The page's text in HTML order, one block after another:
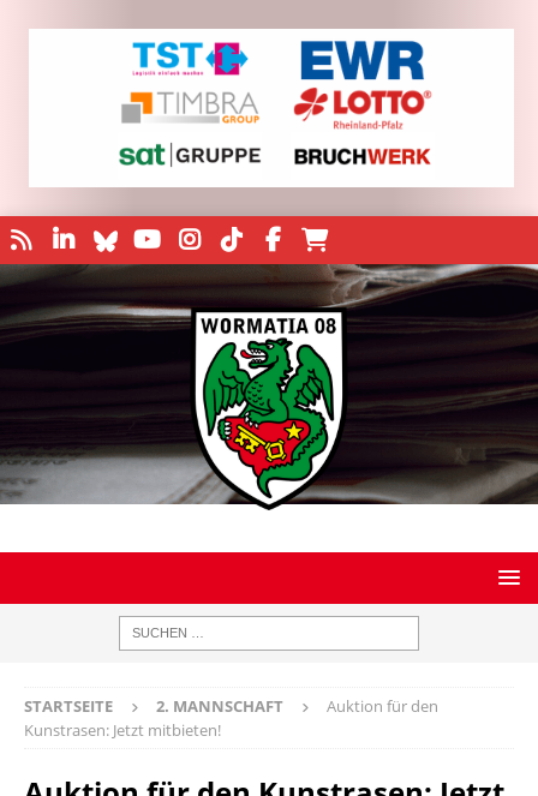
STARTSEITE 2. MANNSCHAFT
Auktion für den
Kunstrasen: Jetzt mitbieten!